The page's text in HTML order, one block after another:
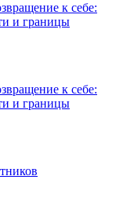
к себе:
и границы
к себе:
и границы